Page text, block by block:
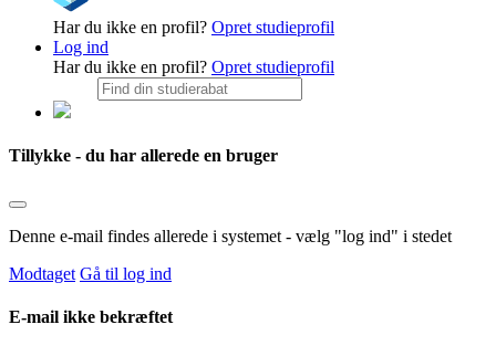
Har du ikke en profil? Opret studieprofil
Log ind
Har du ikke en profil? Opret studieprofil
Tillykke - du har allerede en bruger
Denne e-mail findes allerede i systemet - vælg "log ind" i stedet
Modtaget Gå til log ind
E-mail ikke bekræftet